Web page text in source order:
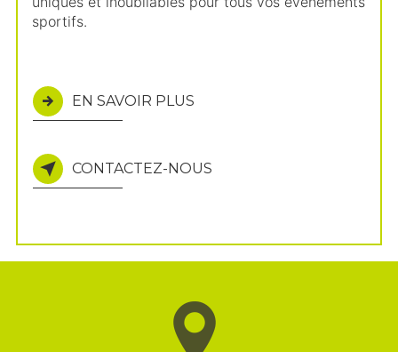
sportifs.
EN SAVOIR PLUS
CONTACTEZ-NOUS